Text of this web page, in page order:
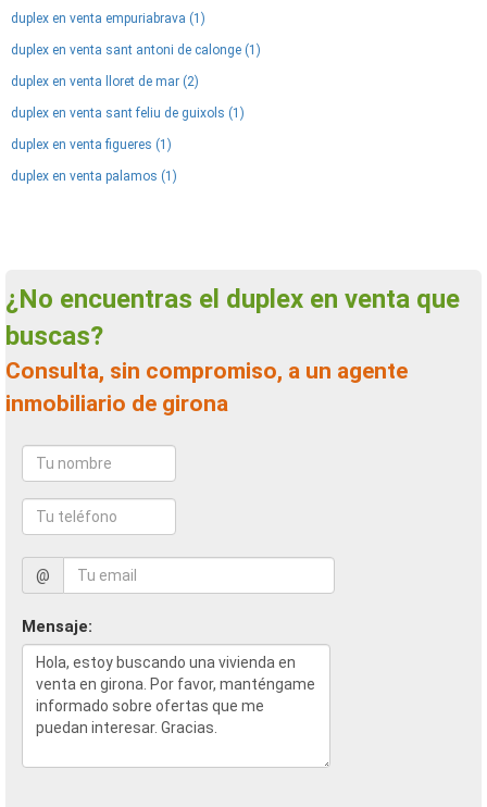
duplex en venta empuriabrava (1)
duplex en venta sant antoni de calonge (1)
duplex en venta lloret de mar (2)
duplex en venta sant feliu de guixols (1)
duplex en venta figueres (1)
duplex en venta palamos (1)
¿No encuentras el duplex en venta que
buscas?
Consulta, sin compromiso, a un agente
inmobiliario de girona
@
Mensaje: